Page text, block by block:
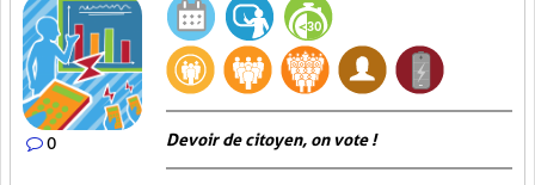
0 Devoir de citoyen, on vote !